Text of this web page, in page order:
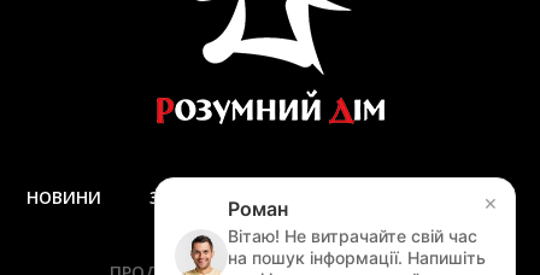
НОВИНИ ЗАПИТАННЯ ТА ВІДПОВІДІ
ДОСТАВКА
ЗАМІР
Роман
Вітаю! Не витрачайте свій час
на пошук інформації. Напишіть
×